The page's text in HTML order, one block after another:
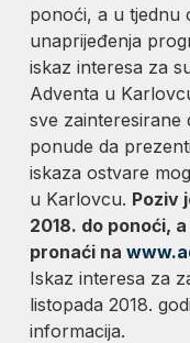
ponoći, a u tjednu
unaprijeđenja
iskaz interesa za
Adventa u
sve
ponude da
iskaza ostvare
u Karlovcu. Poziv
2018. do ponoći,
pronaći na
Iskaz interesa za
listopada 2018.
informacija.